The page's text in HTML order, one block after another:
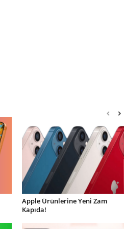
Apple Ürünlerine Yeni Zam
Kapıda!